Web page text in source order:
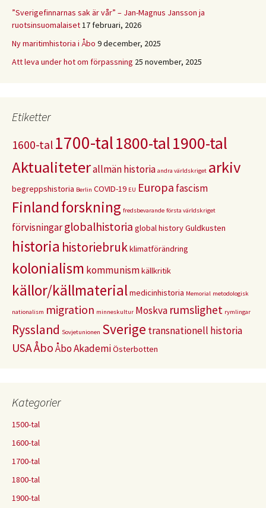
”Sverigefinnarnas sak är vår” – Jan-Magnus Jansson ja
ruotsinsuomalaiset17 februari, 2026
Ny maritimhistoria i Åbo 9 december, 2025
Att leva under hot om förpassning 25 november, 2025
Etiketter
1600-tal 1700-tal1800-tal1900-tal
Aktualiteterallmän historia andra världskriget arkiv
begreppshistoria Berlin COVID-19 EU Europa fascism
Finlandforskning fredsbevarande första världskriget
förvisningarglobalhistoria global historyGuldkusten
historia historiebrukklimatförändring
kolonialism kommunismkällkritik
källor/källmaterialmedicinhistoria Memorial metodologisk
nationalism migration minneskultur Moskva rumslighet rymlingar
Ryssland Sovjetunionen Sverige transnationell historia
USAÅboÅbo AkademiÖsterbotten
Kategorier
1500-tal
1600-tal
1700-tal
1800-tal
1900-tal